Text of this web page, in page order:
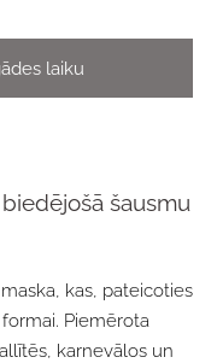
laiku
šausmu
kas, pateicoties
Piemērota
karnevālos un